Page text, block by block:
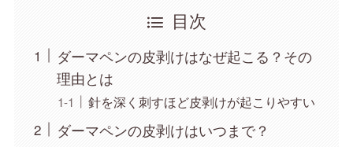
目次
ダーマペンの皮剥けはなぜ起こる？その
理由とは
針を深く刺すほど皮剥けが起こりやすい
ダーマペンの皮剥けはいつまで？